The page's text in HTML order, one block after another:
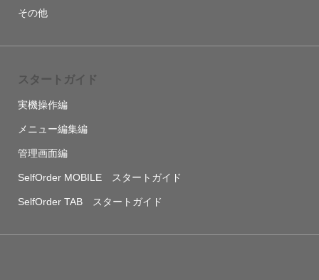
その他
スタートガイド
実機操作編
メニュー編集編
管理画面編
SelfOrder MOBILE スタートガイド
SelfOrder TAB スタートガイド